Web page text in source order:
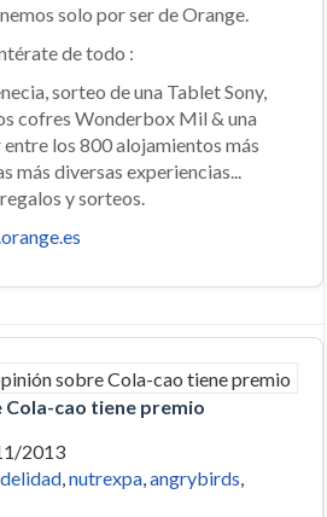
solo por ser de Orange.
de todo :
sorteo de una Tablet Sony,
cofres Wonderbox Mil & una
los 800 alojamientos más
más diversas experiencias...
y sorteos.
cao tiene premio
2013
nutrexpa angrybirds